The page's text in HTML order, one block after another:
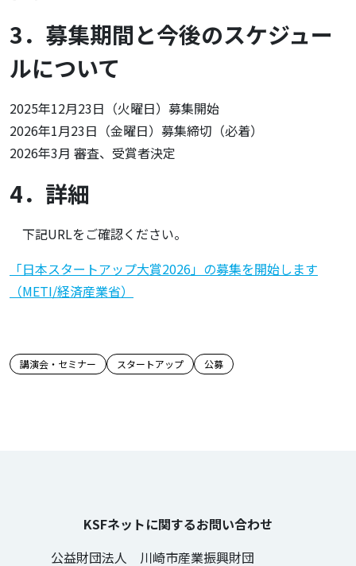
3．募集期間と今後のスケジュー
ルについて
2025年12月23日（火曜日）募集開始
2026年1月23日（金曜日）募集締切（必着）
2026年3月 審査、受賞者決定
4．詳細
下記URLをご確認ください。
「日本スタートアップ大賞2026」の募集を開始します
（METI/経済産業省）
この記事のタグ
講演会・セミナー スタートアップ 公募
KSFネットに関するお問い合わせ
公益財団法人 川崎市産業振興財団